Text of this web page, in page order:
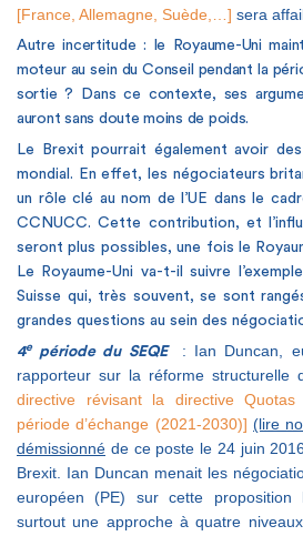
[France, Allemagne, Suède,…] sera
Autre incertitude : le Royaume-Uni
moteur au sein du Conseil pendant la
sortie ? Dans ce contexte, ses
auront sans doute moins de poids.
Le Brexit pourrait également avoir
mondial. En effet, les négociateurs
un rôle clé au nom de l’UE dans le
CCNUCC. Cette contribution, et
seront plus possibles, une fois le
Le Royaume-Uni va-t-il suivre
Suisse qui, très souvent, se sont
grandes questions au sein des
4epériode du SEQE
: Ian Duncan,
rapporteur sur la réforme structurelle
directive révisant la directive
période d’échange (2021-2030)] (lire
démissionné de ce poste le 24 juin
Brexit. Ian Duncan menait les
européen (PE) sur cette proposition
surtout une approche à quatre